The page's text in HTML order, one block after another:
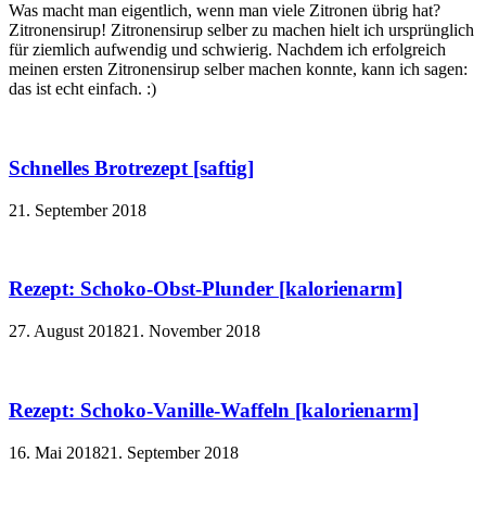
Was macht man eigentlich, wenn man viele Zitronen übrig hat?
Zitronensirup! Zitronensirup selber zu machen hielt ich ursprünglich
für ziemlich aufwendig und schwierig. Nachdem ich erfolgreich
meinen ersten Zitronensirup selber machen konnte, kann ich sagen:
das ist echt einfach. :)
Schnelles Brotrezept [saftig]
21. September 2018
Rezept: Schoko-Obst-Plunder [kalorienarm]
27. August 201821. November 2018
Rezept: Schoko-Vanille-Waffeln [kalorienarm]
16. Mai 201821. September 2018